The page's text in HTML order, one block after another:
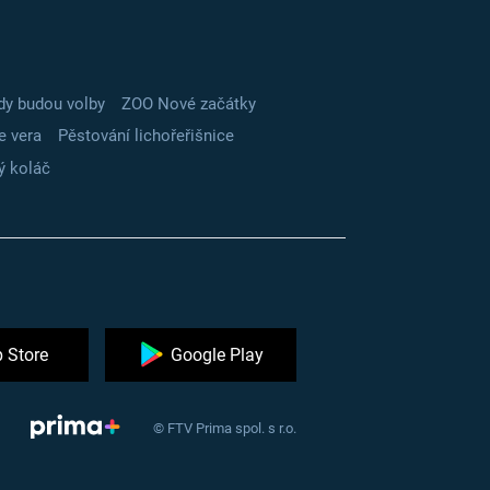
budou volby
ZOO Nové začátky
vera
Pěstování lichořeřišnice
koláč
Store Google Play
© FTV Prima spol. s r.o.